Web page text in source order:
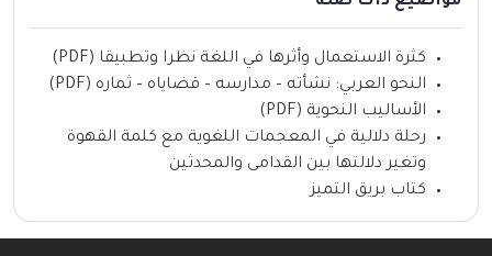
كثرة الاستعمال وأثرها في اللغة نظرا وتطبيقا (PDF)
النحو العربي: نشأته – مدارسه – قضاياه – ثماره (PDF)
الأساليب النحوية (PDF)
رحلة دلالية في المعجمات اللغوية مع كلمة القهوة
وتغير دلالتها بين القدامى والمحدثين
كتاب بريق التميز